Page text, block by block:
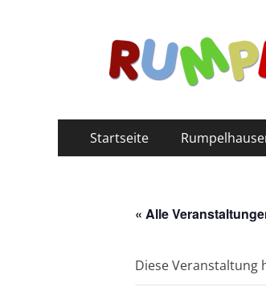
Primäres
Menü
Inhalt
Startseite
« Alle
Diese Veranstaltung